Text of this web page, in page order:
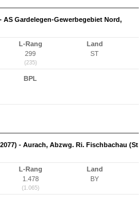
AS Gardelegen-Gewerbegebiet Nord,
L-Rang
299
(235)
Land
ST
BPL
- Aurach, Abzwg. Ri. Fischbachau (St
L-Rang
1.478
(1.065)
Land
BY